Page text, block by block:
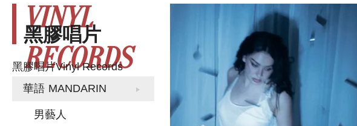
黑膠唱片
VINYL
RECORDS
黑膠唱片Vinyl Records
華語 MANDARIN
男藝人